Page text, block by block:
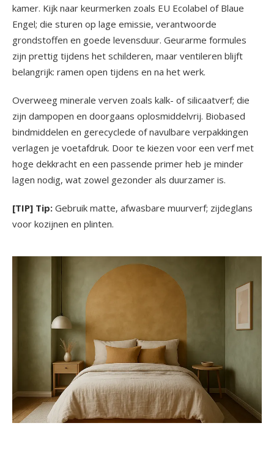
kamer. Kijk naar keurmerken zoals EU Ecolabel of Blaue
Engel; die sturen op lage emissie, verantwoorde
grondstoffen en goede levensduur. Geurarme formules
zijn prettig tijdens het schilderen, maar ventileren blijft
belangrijk: ramen open tijdens en na het werk.
Overweeg minerale verven zoals kalk- of silicaatverf; die
zijn dampopen en doorgaans oplosmiddelvrij. Biobased
bindmiddelen en gerecyclede of navulbare verpakkingen
verlagen je voetafdruk. Door te kiezen voor een verf met
hoge dekkracht en een passende primer heb je minder
lagen nodig, wat zowel gezonder als duurzamer is.
[TIP] Tip: Gebruik matte, afwasbare muurverf; zijdeglans
voor kozijnen en plinten.